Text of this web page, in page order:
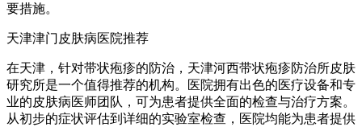
要措施。
天津津门皮肤病医院推荐
在天津，针对带状疱疹的防治，天津河西带状疱疹防治所皮肤
研究所是一个值得推荐的机构。医院拥有出色的医疗设备和专
业的皮肤病医师团队，可为患者提供全面的检查与治疗方案。
从初步的症状评估到详细的实验室检查，医院均能为患者提供